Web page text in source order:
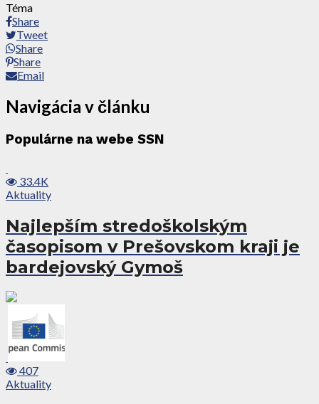
Téma
Share
Tweet
Share
Share
Email
Navigácia v článku
Populárne na webe SSN
33.4K
Aktuality
Najlepším stredoškolským
časopisom v Prešovskom kraji je
bardejovský Gymoš
407
Aktuality